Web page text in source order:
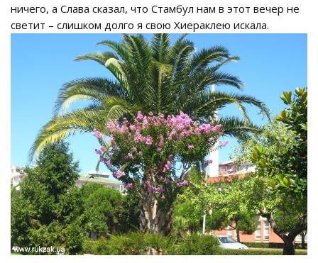
ничего, а Слава сказал, что Стамбул нам в этот вечер не
светит – слишком долго я свою Хиераклею искала.